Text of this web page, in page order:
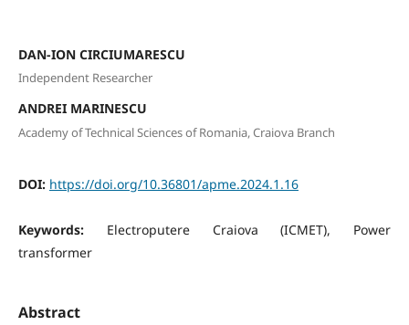
DAN-ION CIRCIUMARESCU
Independent Researcher
ANDREI MARINESCU
Academy of Technical Sciences of Romania, Craiova Branch
DOI: https://doi.org/10.36801/apme.2024.1.16
Keywords: Electroputere Craiova (ICMET), Power
transformer
Abstract